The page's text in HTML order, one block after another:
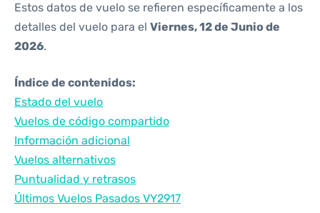
Estos datos de vuelo se refieren específicamente a los
detalles del vuelo para el Viernes, 12 de Junio de
2026.
Índice de contenidos:
Estado del vuelo
Vuelos de código compartido
Información adicional
Vuelos alternativos
Puntualidad y retrasos
Últimos Vuelos Pasados VY2917